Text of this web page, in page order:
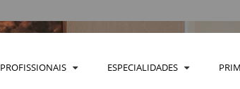
PROFISSIONAIS ESPECIALIDADES